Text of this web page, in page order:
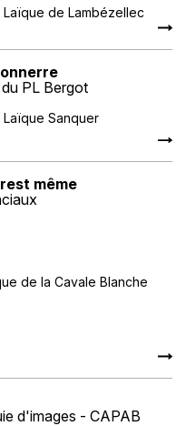
Laïque de Lambézellec
PL Bergot
Sanquer
même
de la Cavale Blanche
d'images - CAPAB